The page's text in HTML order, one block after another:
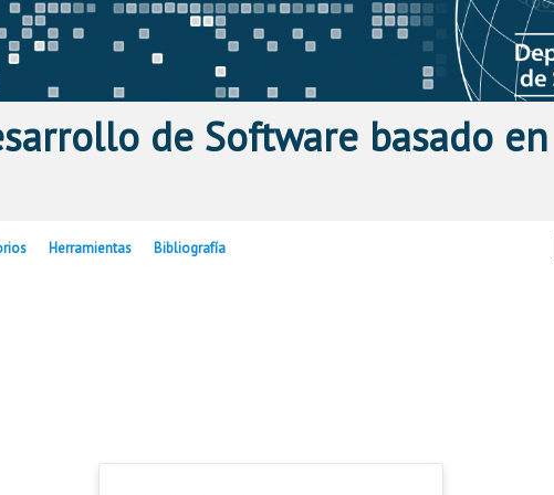
de Software basado
Herramientas Bibliografía